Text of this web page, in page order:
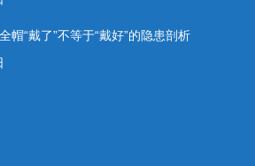
帽“戴了”不等于“戴好”的隐患剖析